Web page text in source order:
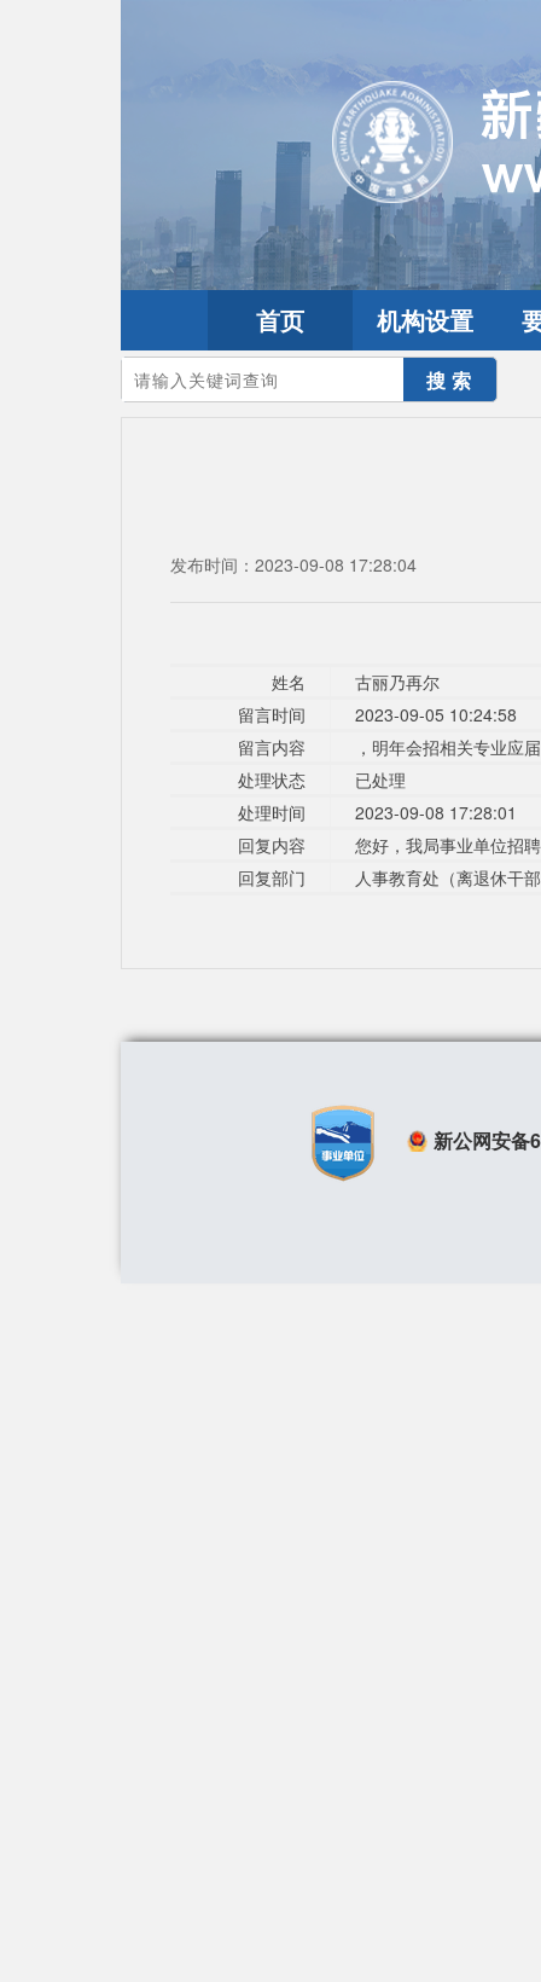
首页 机构设置
您的当前位置：首页>互动交流
发布时间：2023-09-08 17:28:04
姓名
古丽乃再尔
留言时间
2023-09-05 10:24:58
留言内容
，明年会招相关专业应
处理状态
已处理
处理时间
2023-09-08 17:28:01
回复内容
您好，我局事业单位招
回复部门
人事教育处（离退休干
新公网安备